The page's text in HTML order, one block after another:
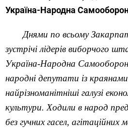
Україна-Народна
Днями по всьому
зустрічі лідерів виборчого
Україна-Народна
народні депутати із
найрізноманітніші галузі
культури. Ходили в народ
без гучних гасел, агітаційних